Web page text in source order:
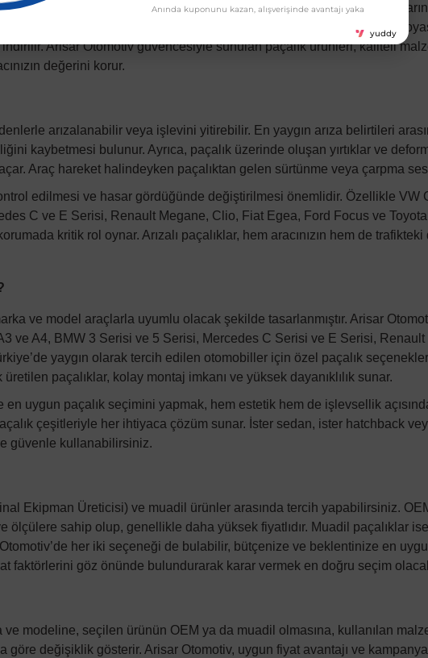
estetik görünümün yanı sıra fonksiyonel bir öneme de sahiptir. Kış
zarar vermesini engeller. Ayrıca, paçalıklar sayesinde aracınızın
indirilir.Arisar Otomotivgüvencesiyle sunulan paçalık ürünleri, kaliteli
değerini korur.
arızalanabilir veya işlevini yitirebilir. En yaygın arıza belirtileri
kaybetmesi bulunur. Ayrıca, paçalık üzerinde oluşan yırtıklar ve
açar. Araç hareket halindeyken paçalıktan gelen sürtünme veya çarpma
edilmesi ve hasar gördüğünde değiştirilmesi önemlidir. Özellikle VW
C ve E Serisi, Renault Megane, Clio, Fiat Egea, Ford Focus ve
kritik rol oynar. Arızalı paçalıklar, hem aracınızın hem de
ve model araçlarla uyumlu olacak şekilde tasarlanmıştır. Arisar
ve A4, BMW 3 Serisi ve 5 Serisi, Mercedes C Serisi ve E Serisi,
yaygın olarak tercih edilen otomobiller için özel paçalık
paçalıklar, kolay montaj imkanı ve yüksek dayanıklılık sunar.
en uygun paçalık seçimini yapmak, hem estetik hem de işlevsellik
çeşitleriyle her ihtiyaca çözüm sunar. İster sedan, ister hatchback
güvenle kullanabilirsiniz.
Ekipman Üreticisi) ve muadil ürünler arasında tercih yapabilirsiniz. OEM
ölçülere sahip olup, genellikle daha yüksek fiyatlıdır. Muadil paçalıklar
’de her iki seçeneği de bulabilir, bütçenize ve beklentinize en
faktörlerini göz önünde bulundurarak karar vermek en doğru seçim
ve modeline, seçilen ürünün OEM ya da muadil olmasına, kullanılan
göre değişiklik gösterir. Arisar Otomotiv, uygun fiyat avantajı ve
Anında kuponunu kazan, alışverişinde avantajı yaka
yuddy